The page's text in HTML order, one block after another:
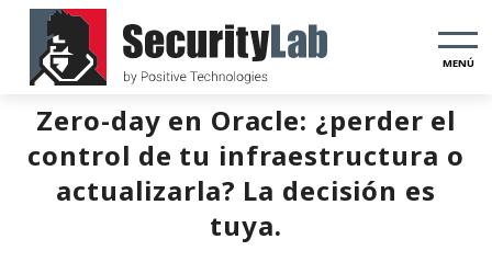
MENÚ
Zero-day en Oracle: ¿perder el
control de tu infraestructura o
actualizarla? La decisión es
tuya.